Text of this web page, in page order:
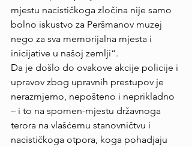
mjestu nacističkoga zločina nije samo
bolno iskustvo za Peršmanov muzej
nego za sva memorijalna mjesta i
inicijative u našoj zemlji“.
Da je došlo do ovakove akcije policije i
upravov zbog upravnih prestupov je
nerazmjerno, nepošteno i neprikladno
– i to na spomen-mjestu državnoga
terora na vlašćemu stanovničtvu i
nacističkoga otpora, koga pohadjaju